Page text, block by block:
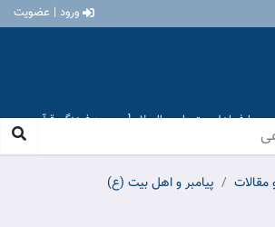
ورود | عضویت
و معارف اهل بیت علیهم السلام [ موسسه فرهنگی قرآن و
پیامبر و اهل بیت (ع)